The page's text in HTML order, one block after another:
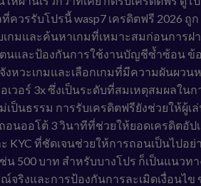
วรรับโปรนี้ wasp7 เครดิตฟรี 2026 ถูก
กมและค้นหาเกมที่เหมาะสมก่อนการฝ
ตนและป้องกันการใช้งานบัญชีซ้ำซ้อน ข้
หวะเกมและเลือกเกมที่มีความผันผวน
วอร์ 3x ซึ่งเป็นระดับที่สมเหตุสมผลในก
ป็นธรรม การรับเครดิตฟรียังช่วยให้ผู้เ
นออโต้ 3 วินาทีที่ช่วยให้ยอดเครดิตอัป
KYC ที่ชัดเจนช่วยให้การถอนเป็นไปอย่
500 บาท สำหรับบางโปร ก็เป็นแนวท
ริงและการป้องกันการละเมิดเงื่อนไข